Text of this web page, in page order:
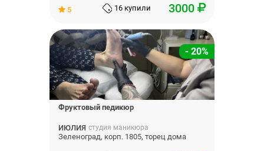
5
16 купили 3000
- 20%
Фруктовый педикюр
ИЮЛИЯ студия маникюра
Зеленоград, корп. 1805, торец дома